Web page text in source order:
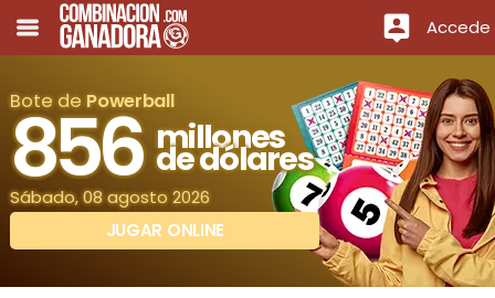
Accede
Bote de Powerball
856 millones
de dólares
Sábado, 08 agosto 2026
JUGAR ONLINE